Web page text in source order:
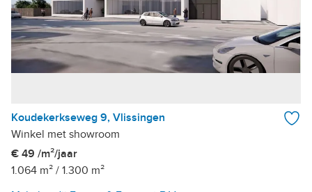
Koudekerkseweg 9, Vlissingen
Winkel met showroom
€ 49 /m²/jaar
1.064 m² / 1.300 m²